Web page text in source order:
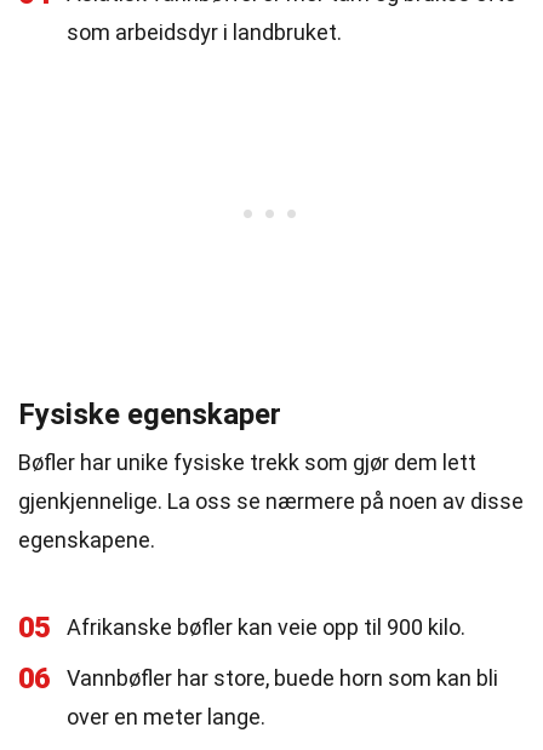
som arbeidsdyr i landbruket.
Fysiske egenskaper
Bøfler har unike fysiske trekk som gjør dem lett
gjenkjennelige. La oss se nærmere på noen av disse
egenskapene.
05 Afrikanske bøfler kan veie opp til 900 kilo.
06
Vannbøfler har store, buede horn som kan bli
over en meter lange.